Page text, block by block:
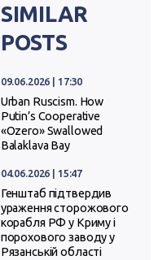
SIMILAR
POSTS
09.06.2026 | 17:30
Urban Ruscism. How
Putin’s Cooperative
«Ozero» Swallowed
Balaklava Bay
04.06.2026 | 15:47
Генштаб підтвердив
ураження сторожового
корабля РФ у Криму і
порохового заводу у
Рязанській області